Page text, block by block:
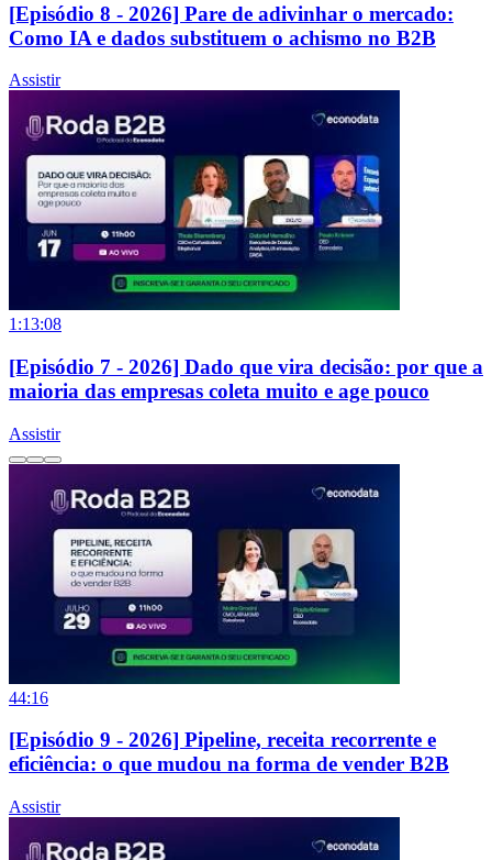
[Episódio 8 - 2026] Pare de adivinhar o mercado:
Como IA e dados substituem o achismo no B2B
Assistir
1:13:08
[Episódio 7 - 2026] Dado que vira decisão: por que a
maioria das empresas coleta muito e age pouco
Assistir
44:16
[Episódio 9 - 2026] Pipeline, receita recorrente e
eficiência: o que mudou na forma de vender B2B
Assistir